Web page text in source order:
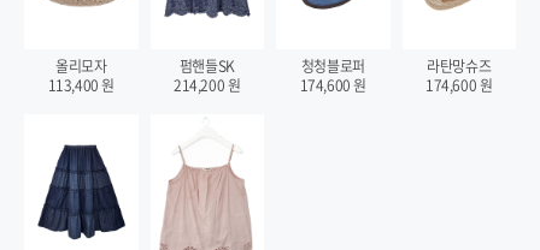
올리모자
113,400원
펌핸들SK
214,200원
청청블로퍼
174,600원
라탄망슈즈
174,600원